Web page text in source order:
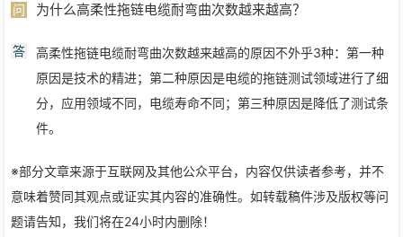
问 为什么高柔性拖链电缆耐弯曲次数越来越高？
答
高柔性拖链电缆耐弯曲次数越来越高的原因不外乎3种：第一种
原因是技术的精进；第二种原因是电缆的拖链测试领域进行了细
分，应用领域不同，电缆寿命不同；第三种原因是降低了测试条
件。
※部分文章来源于互联网及其他公众平台，内容仅供读者参考，并不
意味着赞同其观点或证实其内容的准确性。如转载稿件涉及版权等问
题请告知，我们将在24小时内删除！